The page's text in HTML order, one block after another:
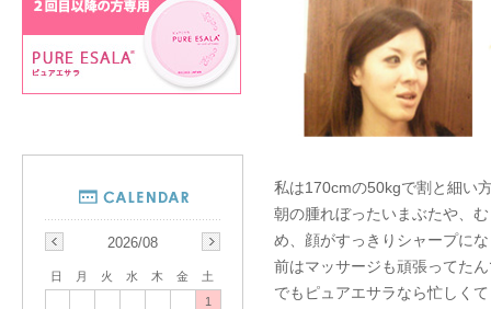
私は170cmの50kgで割と細い
朝の腫れぼったいまぶたや、
め、顔がすっきりシャープに
前はマッサージも頑張ってた
でもピュアエサラなら忙しく
2026/08
日 月 火 水 木 金
土
1